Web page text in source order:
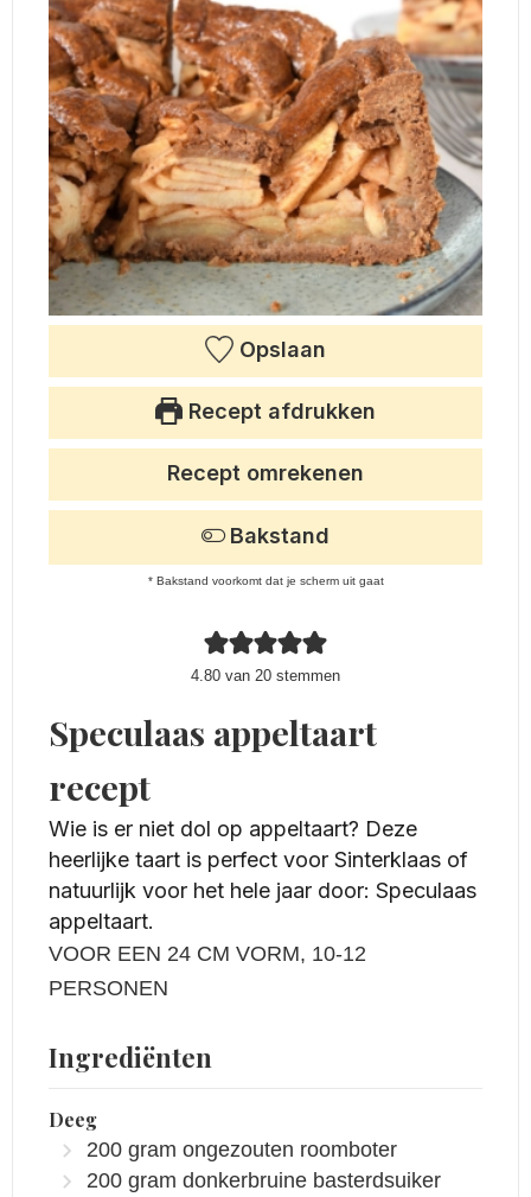
Opslaan
Recept afdrukken
4.80 van 20 stemmen
Recept omrekenen
Bakstand
* Bakstand voorkomt dat je scherm uit gaat
Speculaas appeltaart
recept
Wie is er niet dol op appeltaart? Deze
heerlijke taart is perfect voor Sinterklaas of
natuurlijk voor het hele jaar door: Speculaas
appeltaart.
VOOR EEN 24 CM VORM, 10-12
PERSONEN
Ingrediënten
Deeg
200 gram ongezouten roomboter
200 gram donkerbruine basterdsuiker